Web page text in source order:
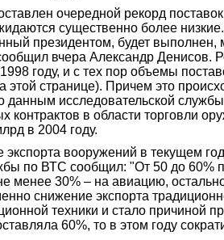
очередной рекорд
существенно более
президентом, будет
вчера Александр Денисов.
году, и с тех пор объемы
этой странице). Причем это
данным исследовательской
контрактов в области торговли
в 2004 году.
экспорта вооружений в текущем
по ВТС сообщил: "От 50 до 60%
менее 30% – на авиацию,
снижение экспорта
техники и стало причиной
60%, то в этом году